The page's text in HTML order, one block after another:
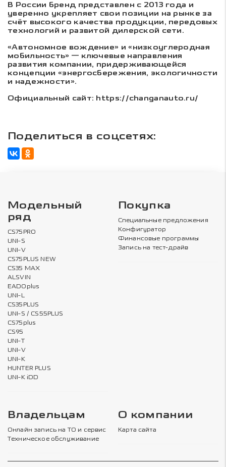
В России бренд представлен с 2013 года и
уверенно укрепляет свои позиции на рынке за
счёт высокого качества продукции, передовых
технологий и развитой дилерской сети.
«Автономное вождение» и «низкоуглеродная
мобильность» — ключевые направления
развития компании, придерживающейся
концепции «энергосбережения, экологичности
и надежности».
Официальный сайт: https://changanauto.ru/
Поделиться в соцсетях:
Модельный
ряд
CS75PRO
UNI-S
UNI-V
CS75PLUS NEW
CS35 MAX
ALSVIN
EADOplus
UNI-L
CS35PLUS
UNI-S / CS55PLUS
CS75plus
CS95
UNI-T
UNI-V
UNI-K
HUNTER PLUS
UNI-K iDD
Покупка
Специальные предложения
Конфигуратор
Финансовые программы
Запись на тест-драйв
Владельцам
Онлайн запись на ТО и сервис
Техническое обслуживание
О компании
Карта сайта